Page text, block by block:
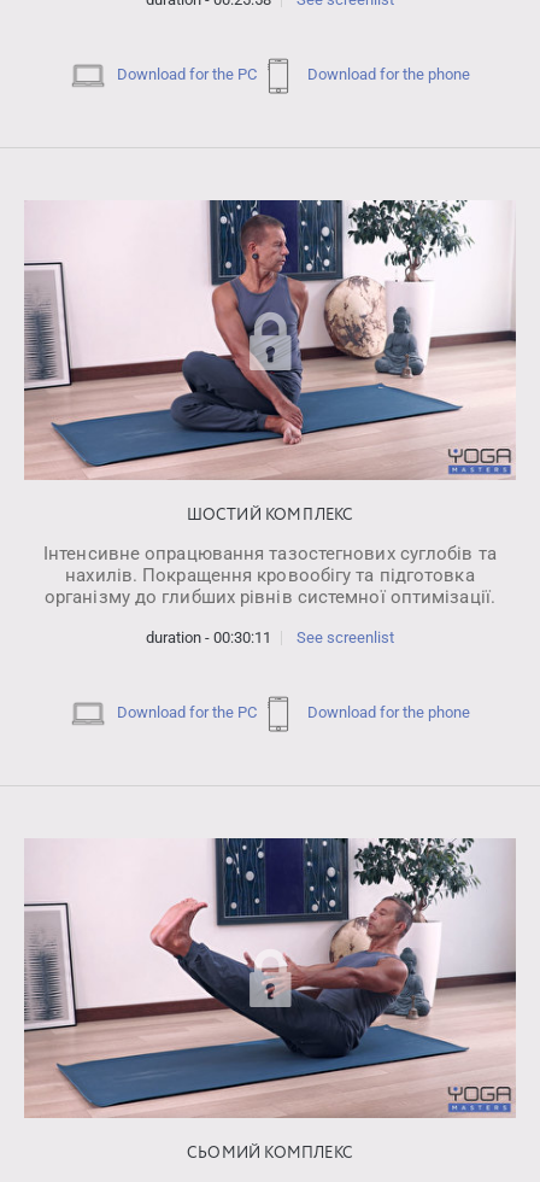
Download for the PC Download for the phone
ШОСТИЙ КОМПЛЕКС
Інтенсивне опрацювання тазостегнових суглобів та
нахилів. Покращення кровообігу та підготовка
організму до глибших рівнів системної оптимізації.
duration - 00:30:11 See screenlist
Download for the PC Download for the phone
СЬОМИЙ КОМПЛЕКС